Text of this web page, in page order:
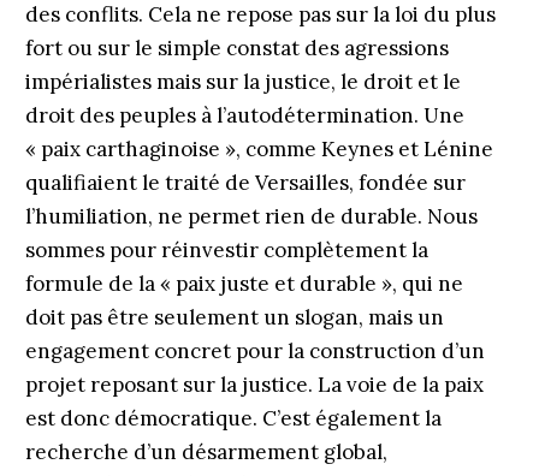
des conflits. Cela ne repose pas sur la loi du plus
fort ou sur le simple constat des agressions
impérialistes mais sur la justice, le droit et le
droit des peuples à ­l’autodétermination. Une
« paix carthaginoise », comme Keynes et Lénine
qualifiaient le traité de Versailles, fondée sur
l’humiliation, ne permet rien de durable. Nous
sommes pour réinvestir complètement la
formule de la « paix juste et durable », qui ne
doit pas être seulement un slogan, mais un
engagement concret pour la construction d’un
projet reposant sur la justice. La voie de la paix
est donc démocratique. C’est également la
recherche d’un désarmement global,